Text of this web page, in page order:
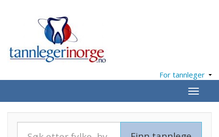
For tannleger
Meny